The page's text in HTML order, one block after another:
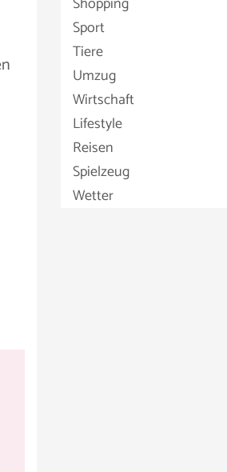
Sport
Tiere
Umzug
Wirtschaft
Lifestyle
Reisen
Spielzeug
Wetter